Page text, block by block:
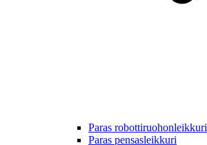
Paras robottiruohonleikkuri
Paras pensasleikkuri